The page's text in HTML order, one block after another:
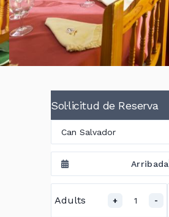
Sol·licitud de Reserva
Can Salvador
Arribada
Adults + 1 -